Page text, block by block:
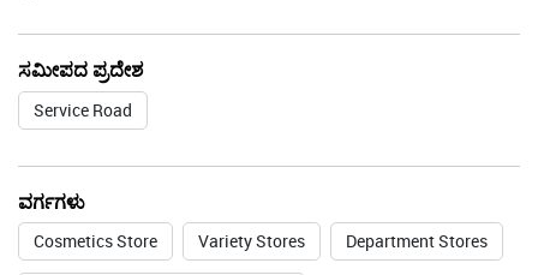
ಸಮೀಪದ ಪ್ರದೇಶ
Service Road
ವರ್ಗಗಳು
Cosmetics Store Variety Stores Department Stores